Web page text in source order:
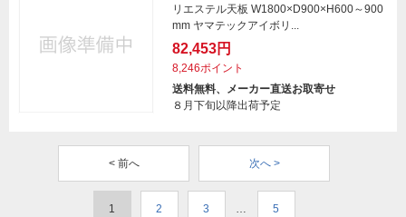
リエステル天板 W1800×D900×H600～900
mm ヤマテックアイボリ...
82,453円
8,246ポイント
送料無料、メーカー直送お取寄せ
８月下旬以降出荷予定
< 前へ 次へ >
1 2 3 … 5